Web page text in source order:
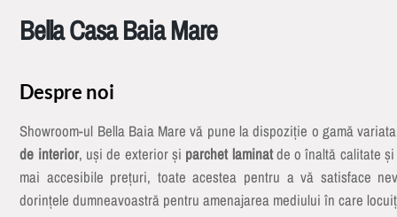
Bella Casa Baia Mare
Despre noi
Showroom-ul Bella Baia Mare vă pune la dispoziție o gamă
de interior, uși de exterior și parchet laminatde o înaltă calitate și
mai accesibile prețuri, toate acestea pentru a vă satisface
dorințele dumneavoastră pentru amenajarea mediului în care